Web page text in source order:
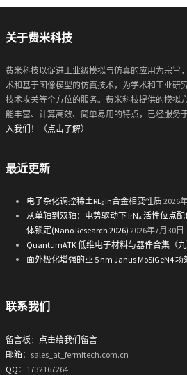
关于费米科技
费米科技以促进工业级模拟与仿真的应用为宗旨
术和基于图像模型的仿真技术，为学术和工业研
技术攻关等全方位的服务。费米科技提供的模拟
能丰富、计算高效、简单易用的特点，已经服务
入我们！（点击了解）
最近更新
电子杂化调控稀土RE₂In合金相变性质2026
从单轴到双轴：电势驱动下 IrN₄ 活性位点
体锁定(Nano Research 2026) 2026年7月30日
QuantumATK 低维电子材料与器件合集（九
面外极化增强的亚 5 nm Janus MoSiGeN4
联系我们
留言板 ： 点击给我们留言
邮箱：sales_at_fermitech.com.cn
QQ ：1732167264